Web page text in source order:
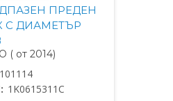
ПРЕДЕН
С ДИАМЕТЪР
( от 2014)
1K0615311C